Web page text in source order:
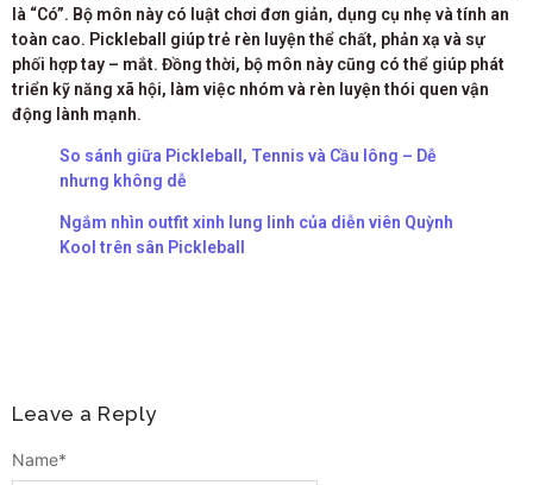
là “Có”. Bộ môn này có luật chơi đơn giản, dụng cụ nhẹ và tính an
toàn cao. Pickleball giúp trẻ rèn luyện thể chất, phản xạ và sự
phối hợp tay – mắt. Đồng thời, bộ môn này cũng có thể giúp phát
triển kỹ năng xã hội, làm việc nhóm và rèn luyện thói quen vận
động lành mạnh.
So sánh giữa Pickleball, Tennis và Cầu lông – Dễ
nhưng không dễ
Ngắm nhìn outfit xinh lung linh của diễn viên Quỳnh
Kool trên sân Pickleball
Leave a Reply
Name*